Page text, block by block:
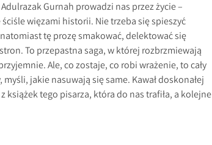
Gurnah prowadzi nas przez życie –
więzami historii. Nie trzeba się spieszyć
tę prozę smakować, delektować się
To przepastna saga, w której rozbrzmiewają
Ale, co zostaje, co robi wrażenie, to cały
jakie nasuwają się same. Kawał doskonałej
książek tego pisarza, która do nas trafiła, a kolejne